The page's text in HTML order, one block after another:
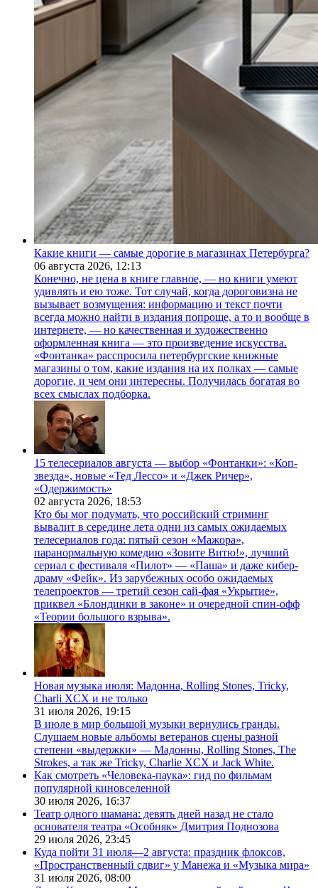
Какие книги — самые дорогие в магазинах Петербурга?
06 августа 2026, 12:13
Конечно, не цена в книге главное, — но книги умеют
удивлять и ею тоже. Тот случай, когда дороговизна не
вызывает возмущения: информацию и текст почти
всегда можно найти в издания попроще, а то и вообще в
интернете, — но качественная и художественно
оформленная книга — это произведение искусства.
«Фонтанка» расспросила петербургские книжные
магазины о том, какие издания на их полках — самые
дорогие, и чем они интересны. Получилась богатая во
всех смыслах подборка.
15 телесериалов августа — выбор «Фонтанки»: «Коп-
звезда», новые «Тед Лессо» и «Джек Ричер»,
«Одержимость»
02 августа 2026, 18:53
Кто бы мог подумать, что российский стриминг
вывалит в середине лета одни из самых ожидаемых
телесериалов года: пятый сезон «Мажора»,
паранормальную комедию «Зовите Витю!», лучший
сериал с фестиваля «Пилот» — «Паша» и даже кибер-
драму «Фейк». Из зарубежных особо ожидаемых
телепроектов — третий сезон сай-фая «Укрытие»,
приквел «Блондинки в законе» и очередной спин-офф
«Теории большого взрыва».
Новая музыка июля: Мадонна, Rolling Stones, Tricky,
Charli XCX и не только
31 июля 2026, 19:15
В июле в мир большой музыки вернулись гранды.
Слушаем новые альбомы ветеранов сцены разной
степени «выдержки» — Мадонны, Rolling Stones, The
Strokes, а так же Tricky, Charlie XCX и Jack White.
Как смотреть «Человека-паука»: гид по фильмам
популярной киновселенной
30 июля 2026, 16:37
Театр одного шамана: девять дней назад не стало
основателя театра «Особняк» Дмитрия Поднозова
29 июля 2026, 23:45
Куда пойти 31 июля—2 августа: праздник флоксов,
«Пространственный сдвиг» у Манежа и «Музыка мира»
31 июля 2026, 08:00